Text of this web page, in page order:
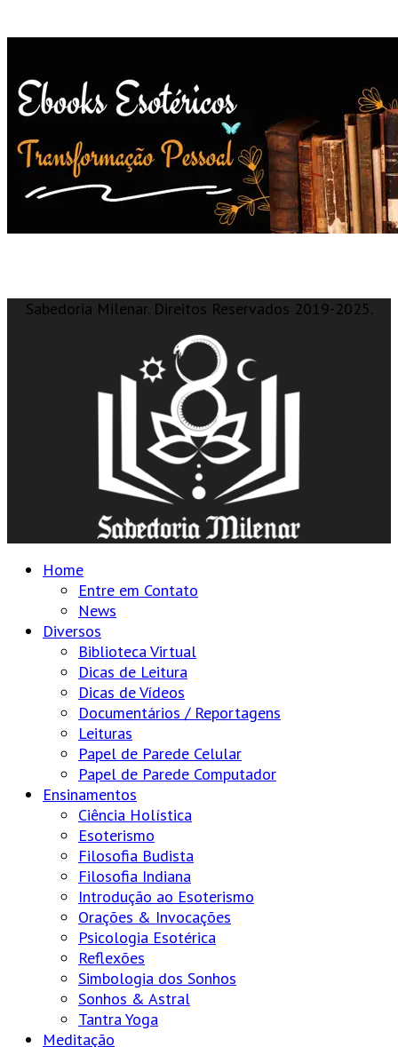
Sabedoria Milenar. Direitos Reservados 2019-2025.
Home
Entre em Contato
News
Diversos
Biblioteca Virtual
Dicas de Leitura
Dicas de Vídeos
Documentários / Reportagens
Leituras
Papel de Parede Celular
Papel de Parede Computador
Ensinamentos
Ciência Holística
Esoterismo
Filosofia Budista
Filosofia Indiana
Introdução ao Esoterismo
Orações & Invocações
Psicologia Esotérica
Reflexões
Simbologia dos Sonhos
Sonhos & Astral
Tantra Yoga
Meditação